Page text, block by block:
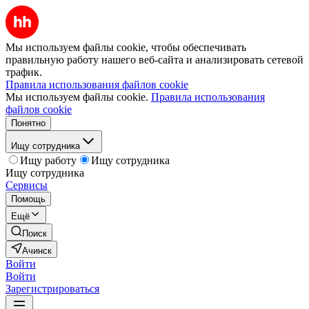
Мы используем файлы cookie, чтобы обеспечивать
правильную работу нашего веб-сайта и анализировать сетевой
трафик.
Правила использования файлов cookie
Мы используем файлы cookie. Правила использования
файлов cookie
Понятно
Ищу сотрудника
Ищу работу
Ищу сотрудника
Ищу сотрудника
Сервисы
Помощь
Ещё
Поиск
Ачинск
Войти
Войти
Зарегистрироваться